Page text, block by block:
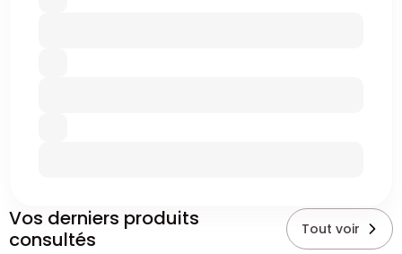
Vos derniers produits
consultés
Tout voir